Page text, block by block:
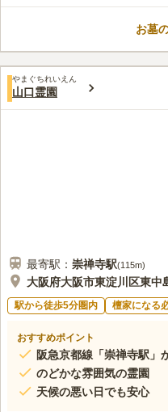
お墓
やまぐちれいえん
山口霊園
最寄駅： 崇禅寺駅(115m)
大阪府大阪市東淀川区東中
駅から徒歩5分圏内 檀家になる
おすすめポイント
阪急京都線「崇禅寺駅」
のどかな雰囲気の霊園
天候の悪い日でも安心